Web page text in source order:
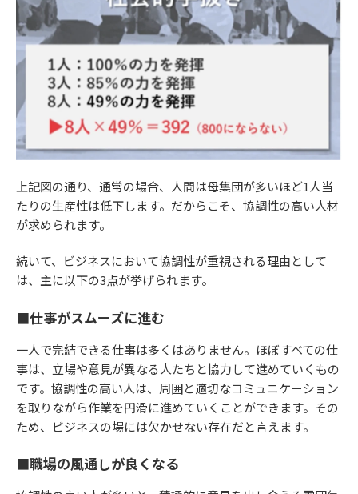
上記図の通り、通常の場合、人間は母集団が多いほど1人当
たりの生産性は低下します。だからこそ、協調性の高い人材
が求められます。
続いて、ビジネスにおいて協調性が重視される理由として
は、主に以下の3点が挙げられます。
■仕事がスムーズに進む
一人で完結できる仕事は多くはありません。ほぼすべての仕
事は、立場や意見が異なる人たちと協力して進めていくもの
です。協調性の高い人は、周囲と適切なコミュニケーション
を取りながら作業を円滑に進めていくことができます。その
ため、ビジネスの場には欠かせない存在だと言えます。
■職場の風通しが良くなる